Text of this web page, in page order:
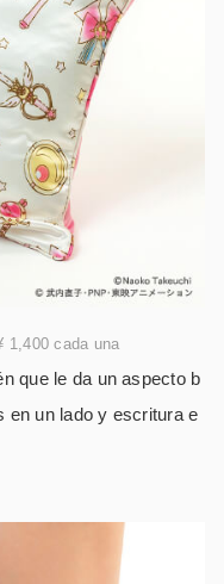
1,400 cada una
que le da un aspecto b
en un lado y escritura e